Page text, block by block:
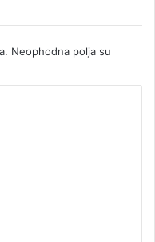
Neophodna polja su